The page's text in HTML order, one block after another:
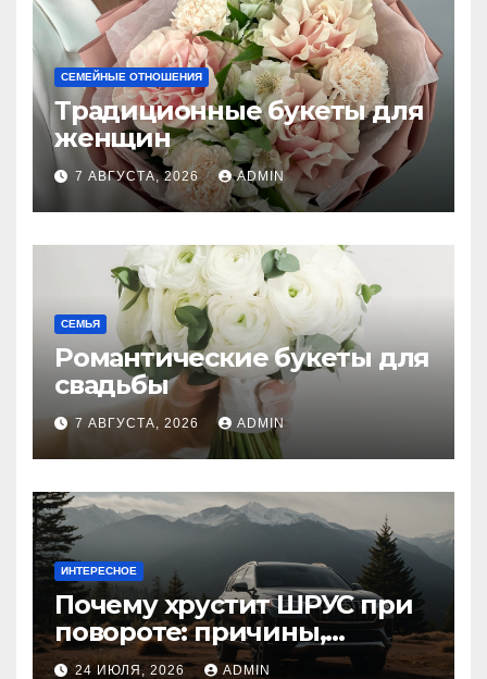
СЕМЕЙНЫЕ ОТНОШЕНИЯ
Традиционные букеты для
женщин
7 АВГУСТА, 2026 ADMIN
СЕМЬЯ
Романтические букеты для
свадьбы
7 АВГУСТА, 2026 ADMIN
ИНТЕРЕСНОЕ
Почему хрустит ШРУС при
повороте: причины,
диагностика
24 ИЮЛЯ, 2026 ADMIN